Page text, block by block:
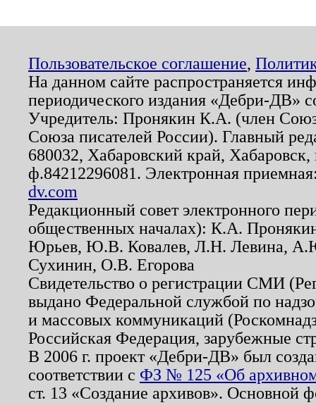
Пользовательское соглашение,
На данном сайте распространяется
периодического издания «Дебри-ДВ»
Учредитель: Пронякин К.А. (член
Союза писателей России). Главный
680032, Хабаровский край,
ф.84212296081. Электронная
dv.com
Редакционный совет электронного
общественных началах): К.А.
Юрьев, Ю.В. Ковалев, Л.Н. Левина,
Сухинин, О.В. Егорова
Свидетельство о регистрации СМИ
выдано Федеральной службой по
и массовых коммуникаций
Российская Федерация, зарубежные
В 2006 г. проект «Дебри-ДВ» был
соответствии с ФЗ № 125 «Об
ст. 13 «Создание архивов». Основной